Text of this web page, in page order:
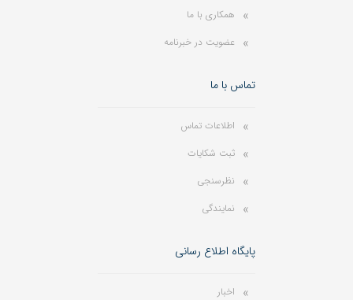
همکاری با ما
عضویت در خبرنامه
تماس با ما
اطلاعات تماس
ثبت شکایات
نظرسنجی
نمایندگی
پایگاه اطلاع رسانی
اخبار